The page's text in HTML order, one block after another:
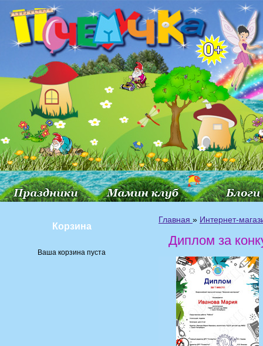
Корзина
Ваша корзина пуста
Главная » Интернет-
Диплом за